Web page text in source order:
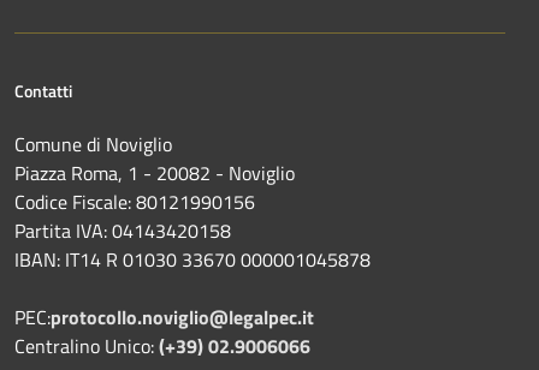
Contatti
Comune di Noviglio
Piazza Roma, 1 - 20082 - Noviglio
Codice Fiscale: 80121990156
Partita IVA: 04143420158
IBAN: IT14 R 01030 33670 000001045878
PEC:protocollo.noviglio@legalpec.it
Centralino Unico:(+39) 02.9006066